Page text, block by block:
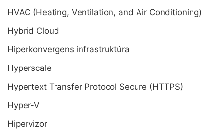
HVAC (Heating, Ventilation, and Air Conditioning)
Hybrid Cloud
Hiperkonvergens infrastruktúra
Hyperscale
Hypertext Transfer Protocol Secure (HTTPS)
Hyper-V
Hipervizor